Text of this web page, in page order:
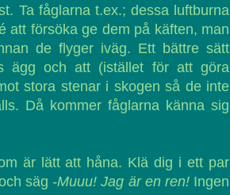
Ta fåglarna t.ex.; dessa luftburna
att försöka ge dem på käften, man
de flyger iväg. Ett bättre sätt
ägg och att (istället för att göra
stora stenar i skogen så de inte
Då kommer fåglarna känna sig
är lätt att håna. Klä dig i ett par
säg -Muuu! Jag är en ren!Ingen